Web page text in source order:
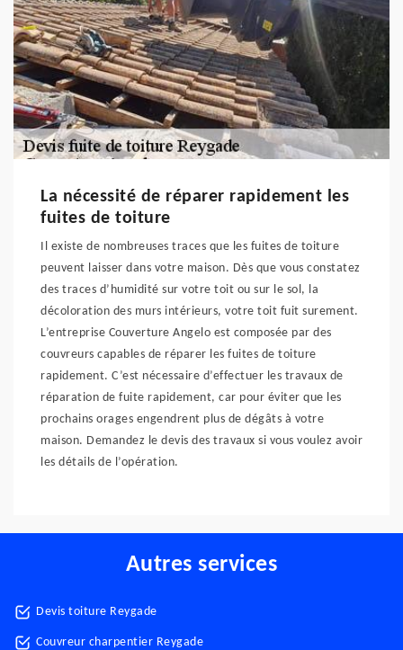
La nécessité de réparer rapidement les
fuites de toiture
Il existe de nombreuses traces que les fuites de toiture
peuvent laisser dans votre maison. Dès que vous constatez
des traces d’humidité sur votre toit ou sur le sol, la
décoloration des murs intérieurs, votre toit fuit surement.
L’entreprise Couverture Angelo est composée par des
couvreurs capables de réparer les fuites de toiture
rapidement. C’est nécessaire d’effectuer les travaux de
réparation de fuite rapidement, car pour éviter que les
prochains orages engendrent plus de dégâts à votre
maison. Demandez le devis des travaux si vous voulez avoir
les détails de l’opération.
Autres services
Devis toiture Reygade
Couvreur charpentier Reygade